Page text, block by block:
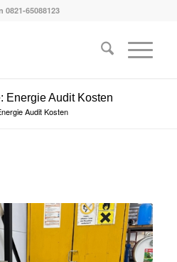
0821-65088123
Energie Audit Kosten
Audit Kosten